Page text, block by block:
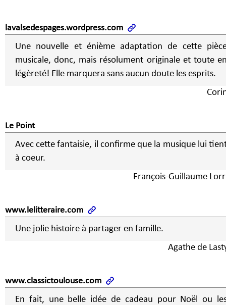
lavalsedespages.wordpress.com
Une nouvelle et énième adaptation de cette
musicale, donc, mais résolument originale et toute
légèreté! Elle marquera sans aucun doute les esprits.
Le Point
Avec cette fantaisie, il confirme que la musique lui
à coeur.
François-Guillaume
www.lelitteraire.com
Une jolie histoire à partager en famille.
Agathe de
www.classictoulouse.com
En fait, une belle idée de cadeau pour Noël ou